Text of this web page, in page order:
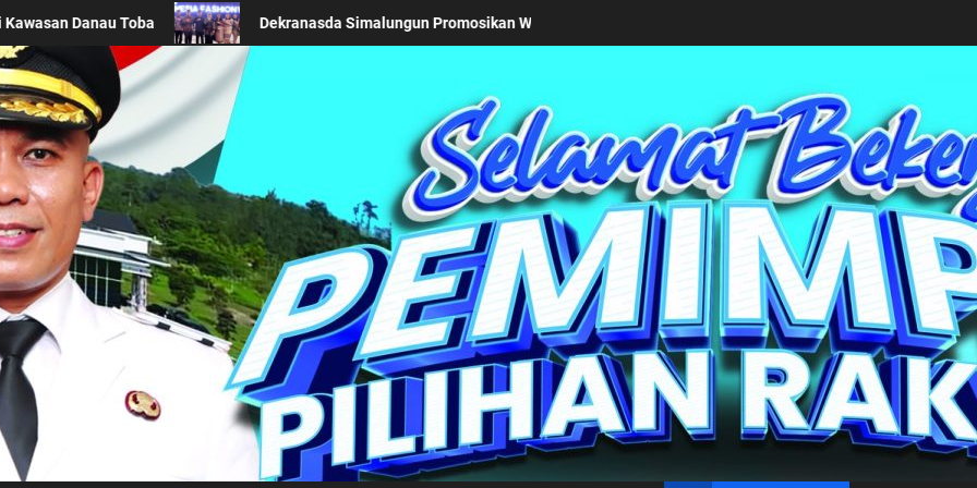
Daerah di Acara BTN Indonesia Fashion Week 2026 Keseriusan Pemkab Simalungun bersama Kemendagri Kawal Investasi
Simalungun